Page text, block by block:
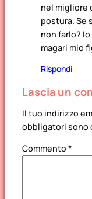
nel migliore
postura. Se
non farlo?
magari mio
Rispondi
Lascia un
Il tuo indirizzo
obbligatori sono
Commento *